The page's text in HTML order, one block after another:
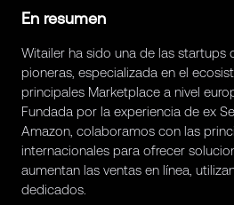
En resumen
Witailer ha sido una de las startups
pioneras, especializada en el
principales Marketplace a nivel
Fundada por la experiencia de ex
Amazon, colaboramos con las
internacionales para ofrecer
aumentan las ventas en línea,
dedicados.